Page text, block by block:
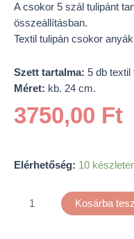
A csokor 5 szál tulipánt
összeállításban.
Textil tulipán csokor
Szett tartalma: 5 db textil
Méret: kb. 24 cm.
3750,00 Ft
Elérhetőség: 10
Kosárba